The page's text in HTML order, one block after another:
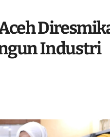
Industri